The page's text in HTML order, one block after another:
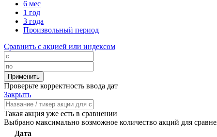
6 мес
1 год
3 года
Произвольный период
Сравнить с акцией или индексом
Проверьте корректность ввода дат
Закрыть
Такая акция уже есть в сравнении
Выбрано максимально возможное количество акций для
Дата